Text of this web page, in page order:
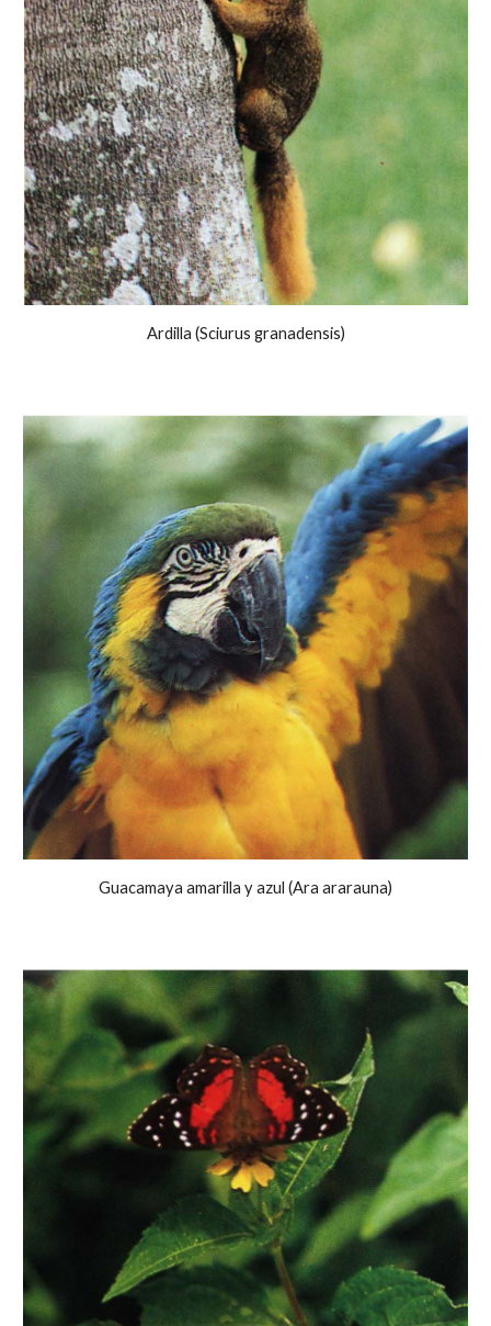
Ardilla (Sciurus granadensis)
Guacamaya amarilla y azul (Ara ararauna)